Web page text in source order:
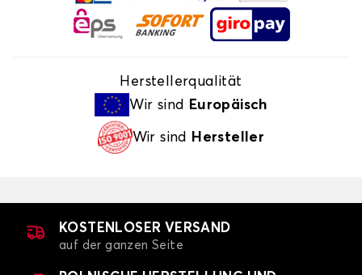
Herstellerqualität
Wir sind
Europäisch
Wir sind Hersteller
KOSTENLOSER VERSAND
auf der ganzen Seite